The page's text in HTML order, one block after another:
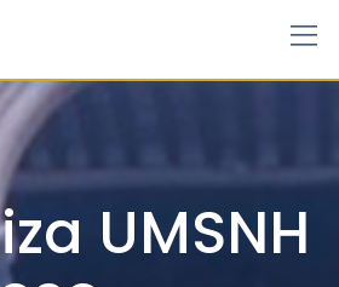
UMSNH